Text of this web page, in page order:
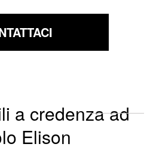
a credenza ad
Elison